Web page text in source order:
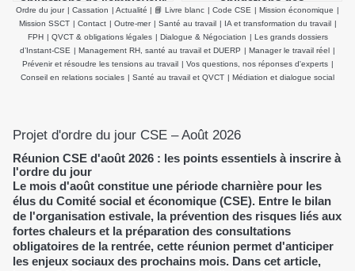
et agir efficacement
employeurs et du CSE
demeurent inchangées
Ordre du jour | Cassation | Actualité | 📘 Livre blanc | Code CSE | Mission économique |
Mission SSCT | Contact | Outre-mer | Santé au travail | IA et transformation du travail |
FPH | QVCT & obligations légales | Dialogue & Négociation | Les grands dossiers
d’Instant-CSE | Management RH, santé au travail et DUERP | Manager le travail réel |
Prévenir et résoudre les tensions au travail | Vos questions, nos réponses d'experts |
Conseil en relations sociales | Santé au travail et QVCT | Médiation et dialogue social
Projet d'ordre du jour CSE – Août 2026
Réunion CSE d'août 2026 : les points essentiels à inscrire à
l'ordre du jour
Le mois d'août constitue une période charnière pour les
élus du Comité social et économique (CSE). Entre le bilan
de l'organisation estivale, la prévention des risques liés aux
fortes chaleurs et la préparation des consultations
obligatoires de la rentrée, cette réunion permet d'anticiper
les enjeux sociaux des prochains mois. Dans cet article,